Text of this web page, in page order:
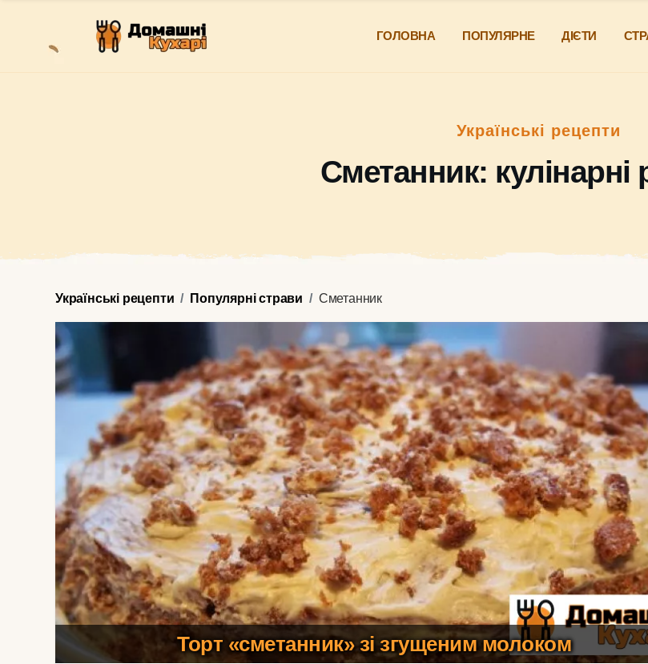
ГОЛОВНА ПОПУЛЯРНЕ ДІЄТИ
Українські рецепти
Сметанник: кулінарні
Українські рецепти Популярні страви Сметанник
Торт «сметанник» зі згущеним молоком